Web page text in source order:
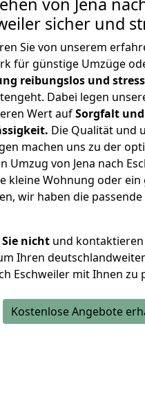
sicher und
Sie von unserem
für günstige Umzüge
reibungslos und
Dabei legen
Wert aufSorgfalt und
Die Qualität und
machen uns zu der
Umzug von Jena nach
kleine Wohnung oder ein
wir haben die
nicht und kontaktieren
Ihren
Eschweiler mit Ihnen zu
Kostenlose Angebote